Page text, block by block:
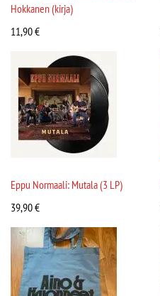
Hokkanen (kirja)
11,90€
Eppu Normaali: Mutala (3 LP)
39,90€